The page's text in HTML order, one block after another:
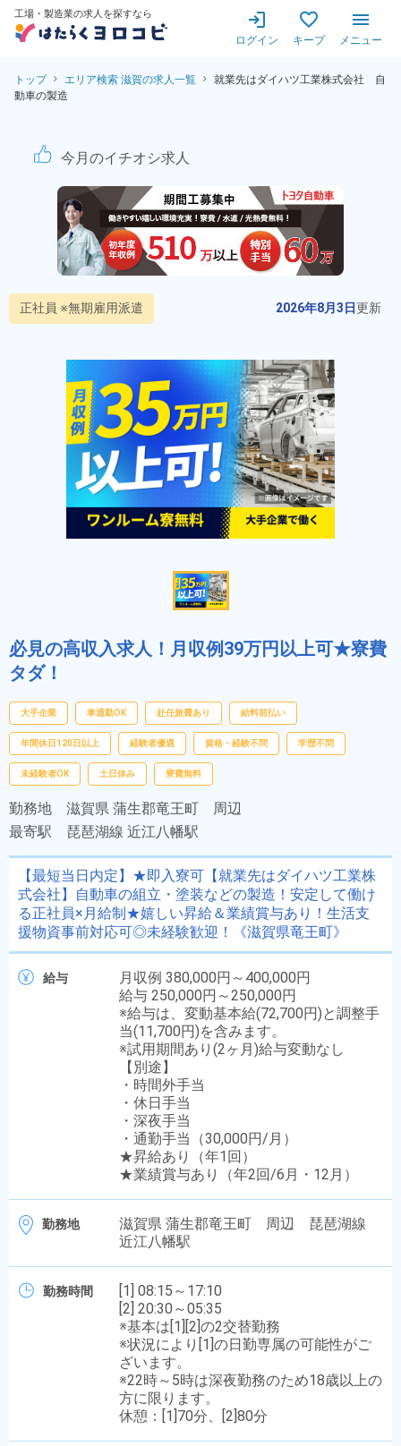
工場・製造業の求人を探すなら
ログイン キープ メニュー
トップ エリア検索 滋賀の求人一覧
就業先はダイハツ工業株式会社 自
動車の製造
【最短当日内定】★即入寮
今月のイチオシ求人
正社員 ※無期雇用派遣 2026年8月3日更新
必見の高収入求人！月収例39万円以上可★寮費
タダ！
大手企業 車通勤OK 赴任旅費あり 給料前払い
年間休日120日以上 経験者優遇 資格・経験不問 学歴不問
未経験者OK 土日休み 寮費無料
勤務地 滋賀県 蒲生郡竜王町 周辺
最寄駅 琵琶湖線 近江八幡駅
【最短当日内定】★即入寮可【就業先はダイハツ工業株
式会社】自動車の組立・塗装などの製造！安定して働け
る正社員×月給制★嬉しい昇給＆業績賞与あり！生活支
援物資事前対応可◎未経験歓迎！《滋賀県竜王町》
給与
月収例 380,000円～400,000円
給与 250,000円～250,000円
※給与は、変動基本給(72,700円)と調整手
当(11,700円)を含みます。
※試用期間あり(2ヶ月)給与変動なし
【別途】
・時間外手当
・休日手当
・深夜手当
・通勤手当（30,000円/月）
★昇給あり（年1回）
★業績賞与あり（年2回/6月・12月）
勤務地
滋賀県 蒲生郡竜王町 周辺 琵琶湖線
近江八幡駅
勤務時間
[1] 08:15～17:10
[2] 20:30～05:35
※基本は[1][2]の2交替勤務
※状況により[1]の日勤専属の可能性がご
ざいます。
※22時～5時は深夜勤務のため18歳以上の
方に限ります。
休憩：[1]70分、[2]80分